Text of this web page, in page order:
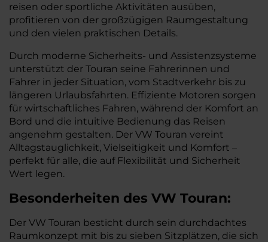
reisen oder sportliche Aktivitäten ausüben,
profitieren von der großzügigen Raumgestaltung
und den vielen praktischen Details.
Durch moderne Sicherheits- und Assistenzsysteme
unterstützt der Touran seine Fahrerinnen und
Fahrer in jeder Situation, vom Stadtverkehr bis zu
längeren Urlaubsfahrten. Effiziente Motoren sorgen
für wirtschaftliches Fahren, während der Komfort an
Bord und die intuitive Bedienung das Reisen
angenehm gestalten. Der VW Touran vereint
Alltagstauglichkeit, Vielseitigkeit und Komfort –
perfekt für alle, die auf Flexibilität und Sicherheit
Wert legen.
Besonderheiten des VW Touran:
Der VW Touran besticht durch sein durchdachtes
Raumkonzept mit bis zu sieben Sitzplätzen, die sich